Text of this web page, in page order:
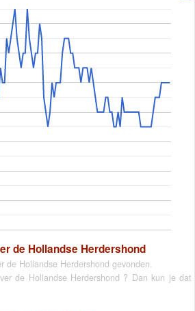
de Hollandse Herdershond
de Hollandse Herdershond gevonden.
de Hollandse Herdershond ? Dan kun je dat